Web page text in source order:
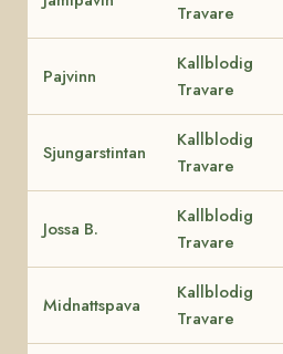
Travare
Pajvinn
Kallblodig
Travare
Sjungarstintan
Kallblodig
Travare
Jossa B.
Kallblodig
Travare
Midnattspava
Kallblodig
Travare